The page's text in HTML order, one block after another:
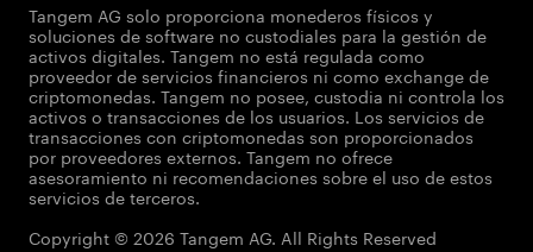
Tangem AG solo proporciona monederos físicos y
soluciones de software no custodiales para la gestión de
activos digitales. Tangem no está regulada como
proveedor de servicios financieros ni como exchange de
criptomonedas. Tangem no posee, custodia ni controla los
activos o transacciones de los usuarios. Los servicios de
transacciones con criptomonedas son proporcionados
por proveedores externos. Tangem no ofrece
asesoramiento ni recomendaciones sobre el uso de estos
servicios de terceros.